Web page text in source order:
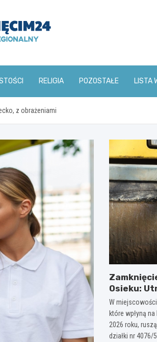
RELIGIA POZOSTAŁE LISTA
z obrażeniami
Osieku:
2026 roku
W
które wpłyną
2026 roku,
działki nr 4076/